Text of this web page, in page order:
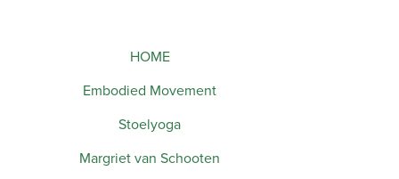
HOME
Embodied Movement
Stoelyoga
Margriet van Schooten